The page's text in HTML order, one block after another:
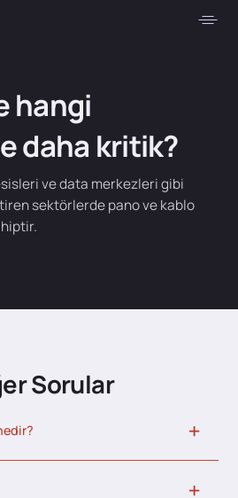
hangi
daha kritik?
ve data merkezleri gibi
sektörlerde pano ve kablo
Sorular